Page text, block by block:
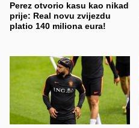
Perez otvorio kasu kao nikad
prije: Real novu zvijezdu
platio 140 miliona eura!